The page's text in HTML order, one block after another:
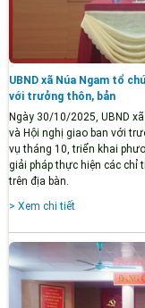
UBND xã Núa Ngam tổ
với trưởng thôn, bản
Ngày 30/10/2025, UBND
và Hội nghị giao ban với
vụ tháng 10, triển khai
giải pháp thực hiện các chỉ
trên địa bàn.
> Xem chi tiết